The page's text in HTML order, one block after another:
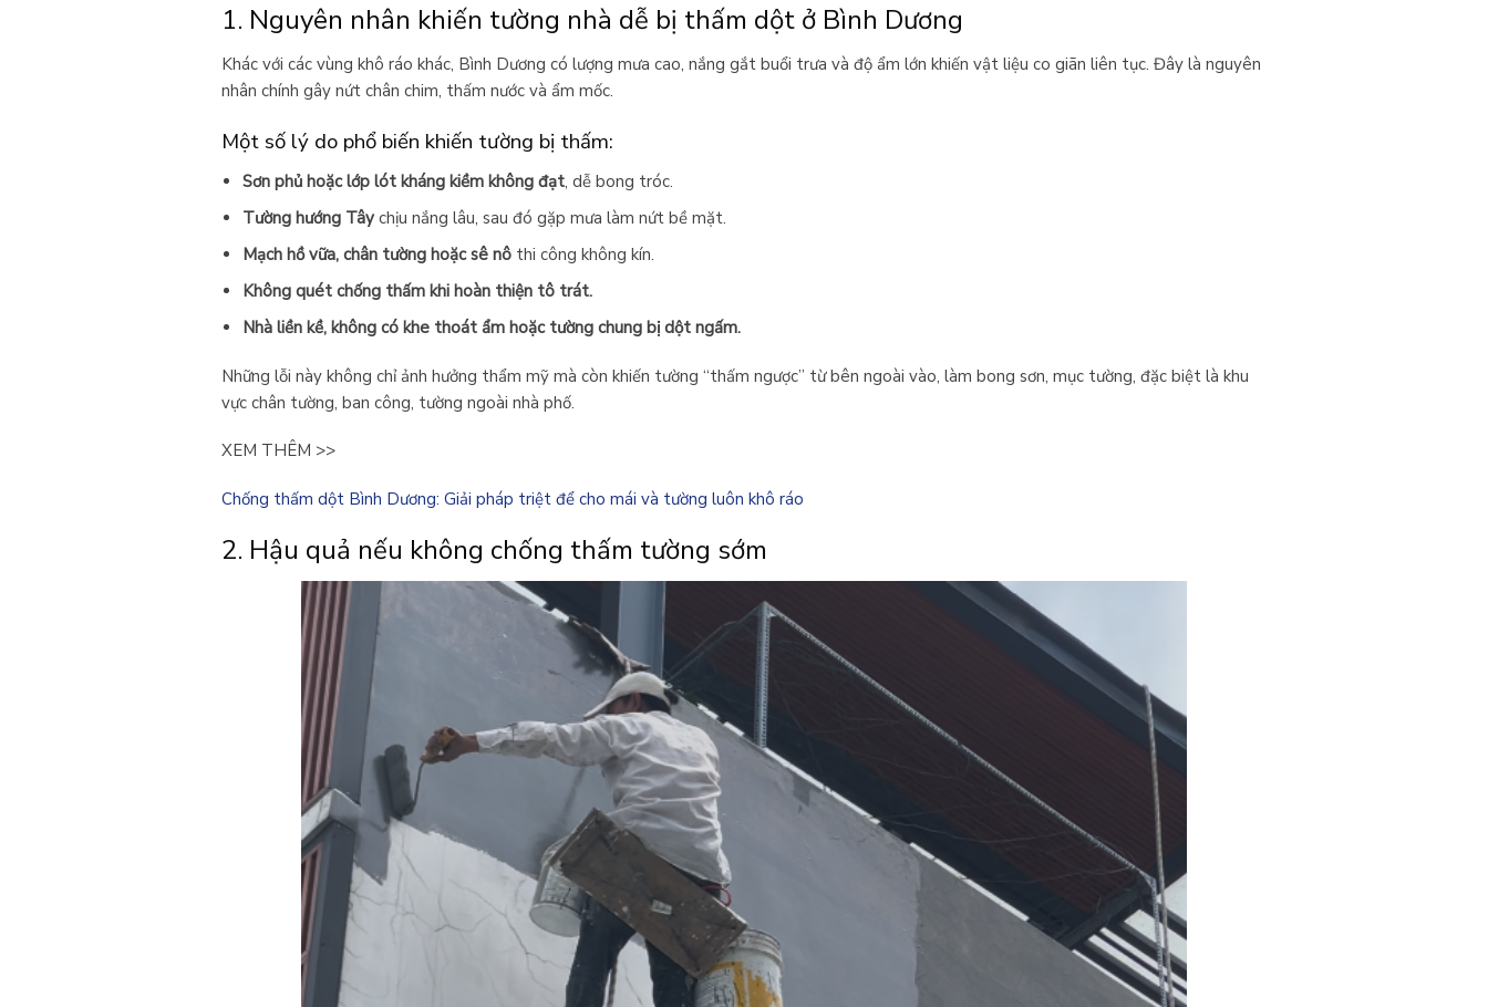
1. Nguyên nhân khiến tường nhà dễ bị thấm dột ở Bình Dương
Khác với các vùng khô ráo khác, Bình Dương có lượng mưa cao, nắng gắt buổi trưa và độ ẩm lớn khiến vật liệu co giãn liên tục. Đây là nguyên
nhân chính gây nứt chân chim, thấm nước và ẩm mốc.
Một số lý do phổ biến khiến tường bị thấm:
Sơn phủ hoặc lớp lót kháng kiềm không đạt, dễ bong tróc.
Tường hướng Tâychịu nắng lâu, sau đó gặp mưa làm nứt bề mặt.
Mạch hồ vữa, chân tường hoặc sê nô thi công không kín.
Không quét chống thấm khi hoàn thiện tô trát.
Nhà liền kề, không có khe thoát ẩm hoặc tường chung bị dột ngấm.
Những lỗi này không chỉ ảnh hưởng thẩm mỹ mà còn khiến tường “thấm ngược” từ bên ngoài vào, làm bong sơn, mục tường, đặc biệt là khu
vực chân tường, ban công, tường ngoài nhà phố.
XEM THÊM >>
Chống thấm dột Bình Dương: Giải pháp triệt để cho mái và tường luôn khô ráo
2. Hậu quả nếu không chống thấm tường sớm